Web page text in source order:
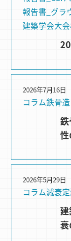
報告書_グラ
建築学会大
コラム鉄骨造
2026年7月16日
コラム減衰
2026年5月29日